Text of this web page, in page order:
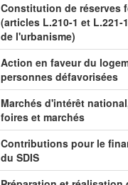
Constitution de réserves
(articles L.210-1 et L.221-
de l'urbanisme)
Action en faveur du
personnes défavorisées
Marchés d'intérêt
foires et marchés
Contributions pour le
du SDIS